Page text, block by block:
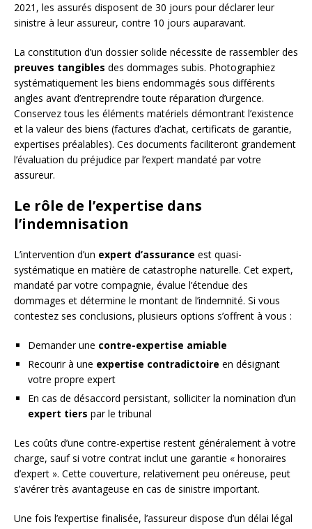
2021, les assurés disposent de 30 jours pour déclarer leur
sinistre à leur assureur, contre 10 jours auparavant.
La constitution d’un dossier solide nécessite de rassembler des
preuves tangibles des dommages subis. Photographiez
systématiquement les biens endommagés sous différents
angles avant d’entreprendre toute réparation d’urgence.
Conservez tous les éléments matériels démontrant l’existence
et la valeur des biens (factures d’achat, certificats de garantie,
expertises préalables). Ces documents faciliteront grandement
l’évaluation du préjudice par l’expert mandaté par votre
assureur.
Le rôle de l’expertise dans
l’indemnisation
L’intervention d’un expert d’assurance est quasi-
systématique en matière de catastrophe naturelle. Cet expert,
mandaté par votre compagnie, évalue l’étendue des
dommages et détermine le montant de l’indemnité. Si vous
contestez ses conclusions, plusieurs options s’offrent à vous :
Demander une contre-expertise amiable
Recourir à une expertise contradictoire en désignant
votre propre expert
En cas de désaccord persistant, solliciter la nomination d’un
expert tiers par le tribunal
Les coûts d’une contre-expertise restent généralement à votre
charge, sauf si votre contrat inclut une garantie « honoraires
d’expert ». Cette couverture, relativement peu onéreuse, peut
s’avérer très avantageuse en cas de sinistre important.
Une fois l’expertise finalisée, l’assureur dispose d’un délai légal